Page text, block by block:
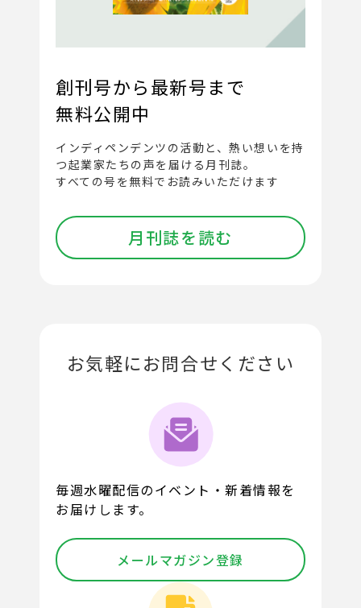
創刊号から最新号まで
無料公開中
インディペンデンツの活動と、熱い想いを持
つ起業家たちの声を届ける月刊誌。
すべての号を無料でお読みいただけます
月刊誌を読む
お気軽にお問合せください
毎週水曜配信のイベント・新着情報を
お届けします。
メールマガジン登録